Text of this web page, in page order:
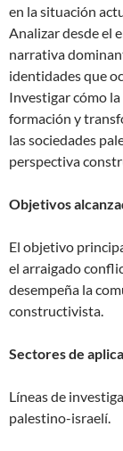
en la situación
Analizar desde el
narrativa
identidades que
Investigar cómo
formación y
las sociedades
perspectiva
Objetivos
El objetivo
el arraigado
desempeña la
constructivista.
Sectores de
Líneas de
palestino-israelí.